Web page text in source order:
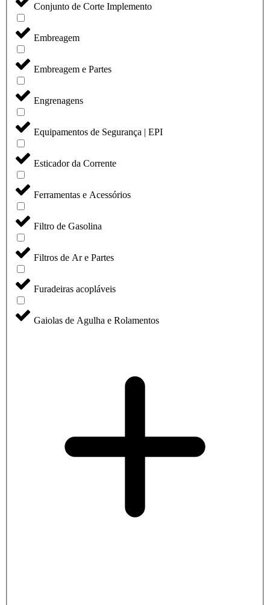
Conjunto de Corte Implemento
Embreagem
Embreagem e Partes
Engrenagens
Equipamentos de Segurança | EPI
Esticador da Corrente
Ferramentas e Acessórios
Filtro de Gasolina
Filtros de Ar e Partes
Furadeiras acopláveis
Gaiolas de Agulha e Rolamentos